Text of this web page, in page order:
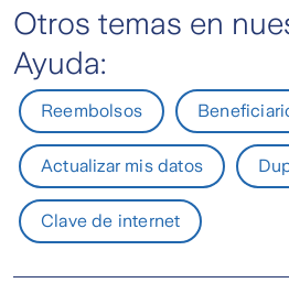
liquidación.
Contacta a tu agente de
carta simple solicitando la
Otros temas en
Ayuda:
Reembolsos
Actualizar mis datos
Clave de internet